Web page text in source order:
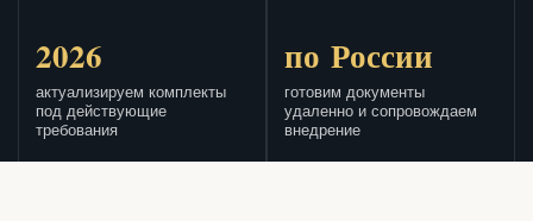
2026
актуализируем комплекты
под действующие
требования
по России
готовим документы
удаленно и сопровождаем
внедрение